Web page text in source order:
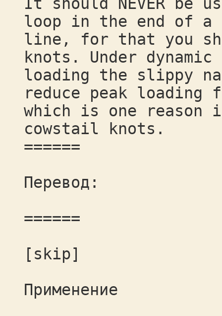
loop in the end of a
line, for that you
knots. Under dynamic
loading the slippy
reduce peak loading
which is one
cowstail knots.
======
Перевод:
======
[skip]
Применение